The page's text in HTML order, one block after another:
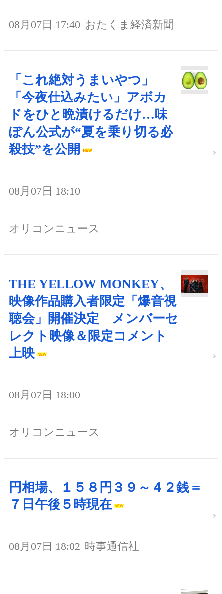
08月07日 17:40 おたくま経済新聞
「これ絶対うまいやつ」
「今夜仕込みたい」アボカ
ドをひと晩漬けるだけ…味
ぽん公式が“夏を乗り切る必
殺技”を公開
08月07日 18:10
オリコンニュース
THE YELLOW MONKEY、
映像作品購入者限定「爆音視
聴会」開催決定 メンバーセ
レクト映像＆限定コメント
上映
08月07日 18:00
オリコンニュース
円相場、１５８円３９～４２銭＝
７日午後５時現在
08月07日 18:02 時事通信社